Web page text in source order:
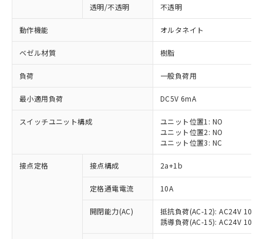
透明/不透明 不透明
動作機能 オルタネイト
ベゼル材質 樹脂
負荷 一般負荷用
最小適用負荷 DC5V 6mA
スイッチユニット構成
ユニット位置1: NO
ユニット位置2: NO
ユニット位置3: NC
接点定格 接点構成 2a+1b
定格通電電流 10A
開閉能力(AC)
抵抗負荷(AC-12): AC24V 10A/
誘導負荷(AC-15): AC24V
※1 対応状況
対応済み：EU RoHS指令（10物質）の
非含有に対応した製品が提供可能な商品で
対応予定：EU RoHS指令（10物質）の非含